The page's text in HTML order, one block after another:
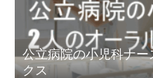
公立病院の小児科ナ
クス